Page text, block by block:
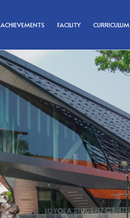
ACHIEVEMENTS FACILITY CURRICULUM